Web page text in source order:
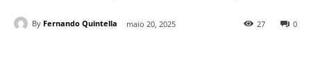
By Fernando Quintella maio 20, 2025 0
27